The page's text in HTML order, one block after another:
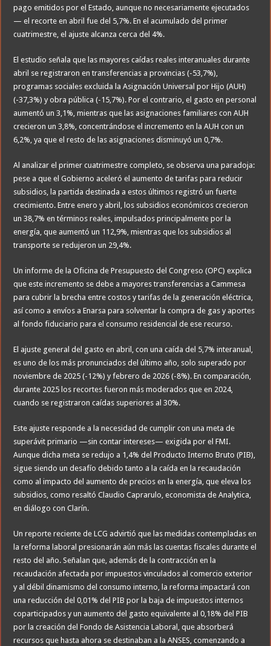
pago emitidos por el Estado, aunque no necesariamente ejecutados
— el recorte en abril fue del 5,7%. En el acumulado del primer
cuatrimestre, el ajuste alcanza cerca del 4%.
El estudio señala que las mayores caídas reales interanuales durante
abril se registraron en transferencias a provincias (-53,7%),
programas sociales excluida la Asignación Universal por Hijo (AUH)
(-37,3%) y obra pública (-15,7%). Por el contrario, el gasto en personal
aumentó un 3,1%, mientras que las asignaciones familiares con AUH
crecieron un 3,8%, concentrándose el incremento en la AUH con un
6,2%, ya que el resto de las asignaciones disminuyó un 0,7%.
Al analizar el primer cuatrimestre completo, se observa una paradoja:
pese a que el Gobierno aceleró el aumento de tarifas para reducir
subsidios, la partida destinada a estos últimos registró un fuerte
crecimiento. Entre enero y abril, los subsidios económicos crecieron
un 38,7% en términos reales, impulsados principalmente por la
energía, que aumentó un 112,9%, mientras que los subsidios al
transporte se redujeron un 29,4%.
Un informe de la Oficina de Presupuesto del Congreso (OPC) explica
que este incremento se debe a mayores transferencias a Cammesa
para cubrir la brecha entre costos y tarifas de la generación eléctrica,
así como a envíos a Enarsa para solventar la compra de gas y aportes
al fondo fiduciario para el consumo residencial de ese recurso.
El ajuste general del gasto en abril, con una caída del 5,7% interanual,
es uno de los más pronunciados del último año, solo superado por
noviembre de 2025 (-12%) y febrero de 2026 (-8%). En comparación,
durante 2025 los recortes fueron más moderados que en 2024,
cuando se registraron caídas superiores al 30%.
Este ajuste responde a la necesidad de cumplir con una meta de
superávit primario —sin contar intereses— exigida por el FMI.
Aunque dicha meta se redujo a 1,4% del Producto Interno Bruto (PIB),
sigue siendo un desafío debido tanto a la caída en la recaudación
como al impacto del aumento de precios en la energía, que eleva los
subsidios, como resaltó Claudio Caprarulo, economista de Analytica,
en diálogo con Clarín.
Un reporte reciente de LCG advirtió que las medidas contempladas en
la reforma laboral presionarán aún más las cuentas fiscales durante el
resto del año. Señalan que, además de la contracción en la
recaudación afectada por impuestos vinculados al comercio exterior
y al débil dinamismo del consumo interno, la reforma impactará con
una reducción del 0,01% del PIB por la baja de impuestos internos
coparticipados y un aumento del gasto equivalente al 0,18% del PIB
por la creación del Fondo de Asistencia Laboral, que absorberá
recursos que hasta ahora se destinaban a la ANSES, comenzando a